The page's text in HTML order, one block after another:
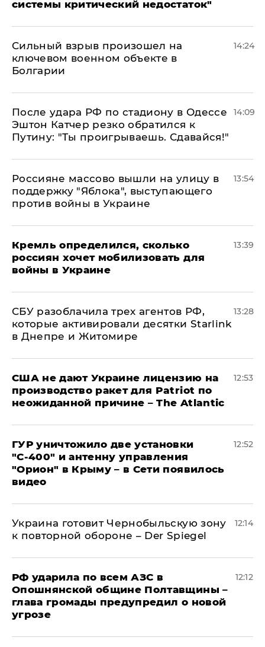
системы критический недостаток"
Сильный взрыв произошел на
ключевом военном объекте в
Болгарии
14:24
После удара РФ по стадиону в Одессе
Эштон Катчер резко обратился к
Путину: "Ты проигрываешь. Сдавайся!"
14:09
Россияне массово вышли на улицу в
поддержку "Яблока", выступающего
против войны в Украине
13:54
Кремль определился, сколько
россиян хочет мобилизовать для
войны в Украине
13:39
СБУ разоблачила трех агентов РФ,
которые активировали десятки Starlink
в Днепре и Житомире
13:28
США не дают Украине лицензию на
производство ракет для Patriot по
неожиданной причине – The Atlantic
12:53
ГУР уничтожило две установки
"С‑400" и антенну управления
"Орион" в Крыму – в Сети появилось
видео
12:52
Украина готовит Чернобыльскую зону
к повторной обороне – Der Spiegel
12:14
РФ ударила по всем АЗС в
Опошнянской общине Полтавщины –
глава громады предупредил о новой
угрозе
12:12